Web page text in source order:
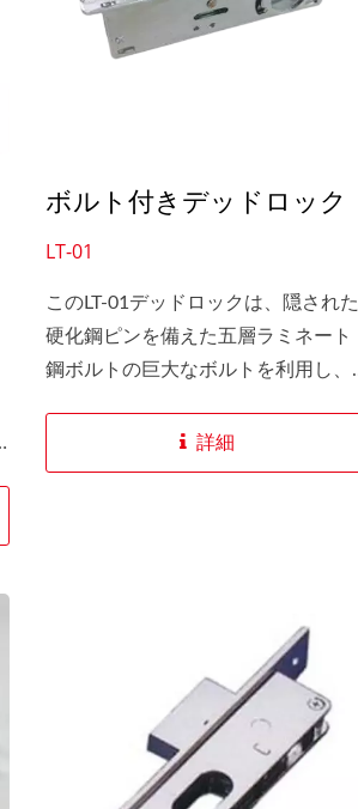
ボルト付きデッドロック
LT-01
このLT-01デッドロックは、隠された
硬化鋼ピンを備えた五層ラミネート
鋼ボルトの巨大なボルトを利用し、
とジャムの間の隙間が本来あるべき
よりも大きい設置においても、最大
詳細
私たちはあなたのためにカス
タマイズします。